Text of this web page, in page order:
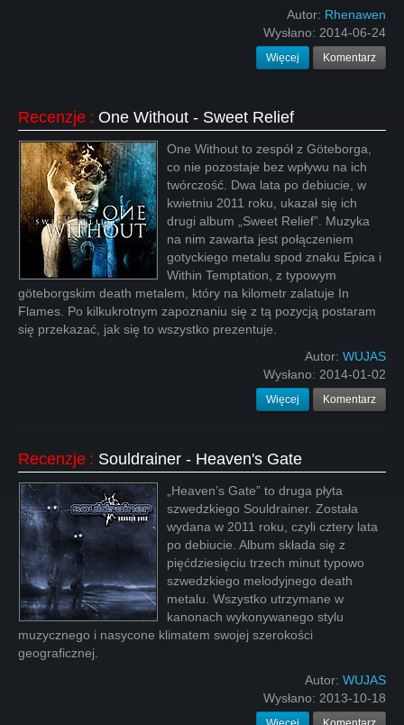
Autor: Rhenawen
Wysłano: 2014-06-24
Więcej Komentarz
Recenzje : One Without - Sweet Relief
One Without to zespół z Göteborga,
co nie pozostaje bez wpływu na ich
twórczość. Dwa lata po debiucie, w
kwietniu 2011 roku, ukazał się ich
drugi album „Sweet Relief”. Muzyka
na nim zawarta jest połączeniem
gotyckiego metalu spod znaku Epica i
Within Temptation, z typowym
göteborgskim death metalem, który na kilometr zalatuje In
Flames. Po kilkukrotnym zapoznaniu się z tą pozycją postaram
się przekazać, jak się to wszystko prezentuje.
Autor: WUJAS
Wysłano: 2014-01-02
Więcej Komentarz
Recenzje : Souldrainer - Heaven's Gate
„Heaven’s Gate” to druga płyta
szwedzkiego Souldrainer. Została
wydana w 2011 roku, czyli cztery lata
po debiucie. Album składa się z
pięćdziesięciu trzech minut typowo
szwedzkiego melodyjnego death
metalu. Wszystko utrzymane w
kanonach wykonywanego stylu
muzycznego i nasycone klimatem swojej szerokości
geograficznej.
Autor: WUJAS
Wysłano: 2013-10-18